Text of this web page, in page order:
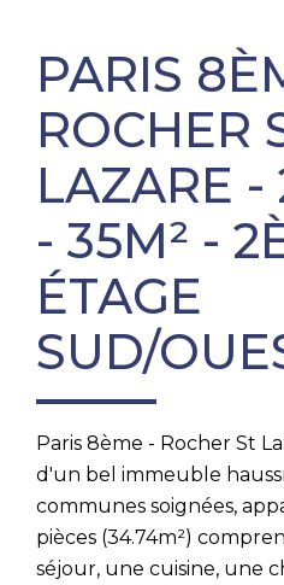
PARIS
ROCHER
LAZARE -
- 35M² -
ÉTAGE
SUD/
Paris 8ème - Rocher St
d'un bel immeuble
communes soignées,
pièces (34.74m²)
séjour, une cuisine, une